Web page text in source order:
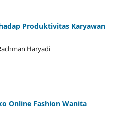
Produktivitas Karyawan
Haryadi
Online Fashion Wanita